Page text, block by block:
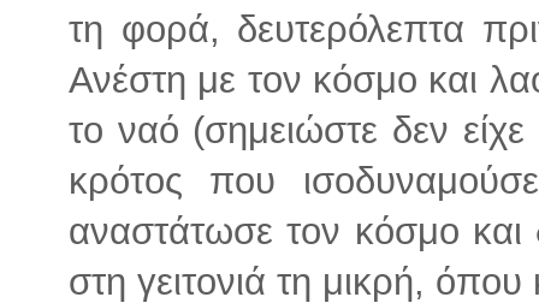
τη φορά, δευτερόλεπτα
Ανέστη με τον κόσμο και
το ναό (σημειώστε δεν
κρότος που
αναστάτωσε τον κόσμο και
στη γειτονιά τη μικρή, όπου